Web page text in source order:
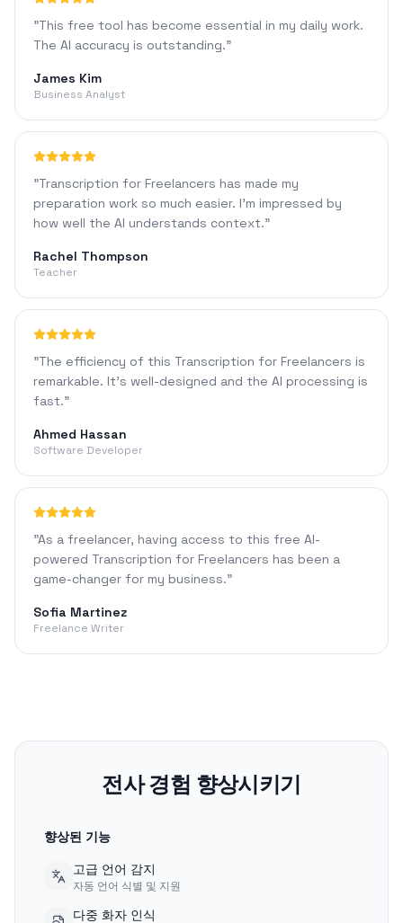
"This free tool has become essential in my daily work.
The AI accuracy is outstanding."
James Kim
Business Analyst
"Transcription for Freelancers has made my
preparation work so much easier. I'm impressed by
how well the AI understands context."
Rachel Thompson
Teacher
"The efficiency of this Transcription for Freelancers is
remarkable. It's well-designed and the AI processing is
fast."
Ahmed Hassan
Software Developer
"As a freelancer, having access to this free AI-
powered Transcription for Freelancers has been a
game-changer for my business."
Sofia Martinez
Freelance Writer
전사 경험 향상시키기
향상된 기능
고급 언어 감지
자동 언어 식별 및 지원
다중 화자 인식